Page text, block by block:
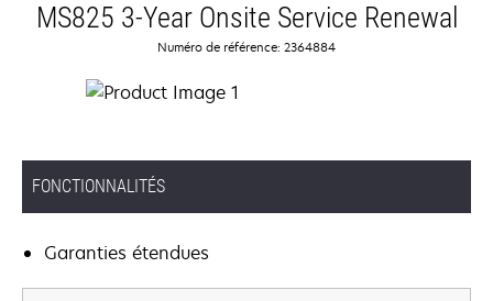
MS825 3-Year Onsite Service Renewal
Numéro de référence: 2364884
FONCTIONNALITÉS
Garanties étendues